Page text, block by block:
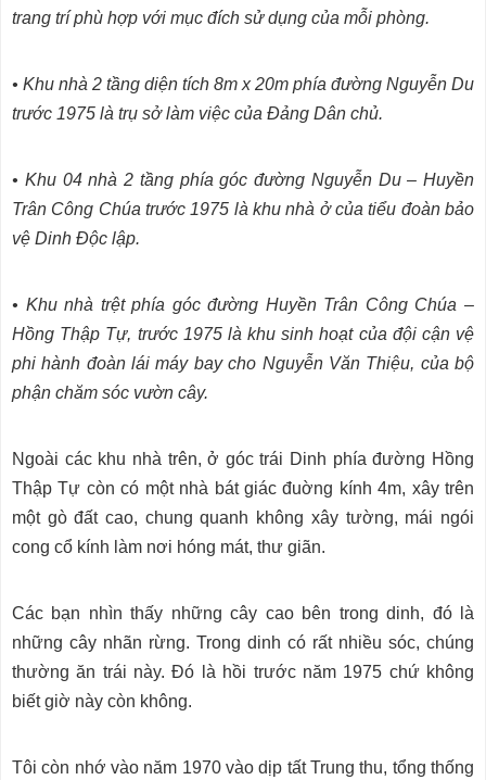
trang trí phù hợp với mục đích sử dụng của mỗi phòng.
• Khu nhà 2 tầng diện tích 8m x 20m phía đường Nguyễn Du
trước 1975 là trụ sở làm việc của Ðảng Dân chủ.
• Khu 04 nhà 2 tầng phía góc đường Nguyễn Du – Huyền
Trân Công Chúa trước 1975 là khu nhà ở của tiểu đoàn bảo
vệ Dinh Ðộc lập.
• Khu nhà trệt phía góc đường Huyền Trân Công Chúa –
Hồng Thập Tự, trước 1975 là khu sinh hoạt của đội cận vệ
phi hành đoàn lái máy bay cho Nguyễn Văn Thiệu, của bộ
phận chăm sóc vườn cây.
Ngoài các khu nhà trên, ở góc trái Dinh phía đường Hồng
Thập Tự còn có một nhà bát giác đuờng kính 4m, xây trên
một gò đất cao, chung quanh không xây tường, mái ngói
cong cổ kính làm nơi hóng mát, thư giãn.
Các bạn nhìn thấy những cây cao bên trong dinh, đó là
những cây nhãn rừng. Trong dinh có rất nhiều sóc, chúng
thường ăn trái này. Đó là hồi trước năm 1975 chứ không
biết giờ này còn không.
Tôi còn nhớ vào năm 1970 vào dịp tất Trung thu, tổng thống